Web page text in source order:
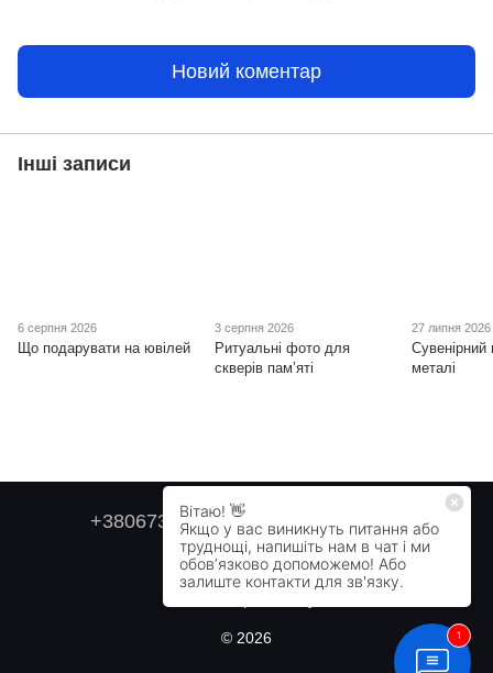
Новий коментар
Інші записи
6 серпня 2026
Що подарувати на ювілей
3 серпня 2026
Ритуальні фото для
скверів пам’яті
27 липня 2026
Сувенірний
металі
+380673179749 +380505478711
Контактна інформація
© 2026